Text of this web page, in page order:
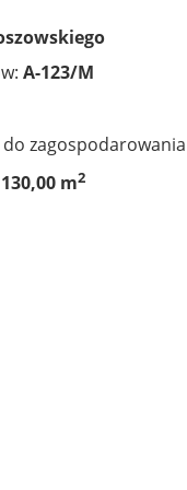
A-123/M
m2